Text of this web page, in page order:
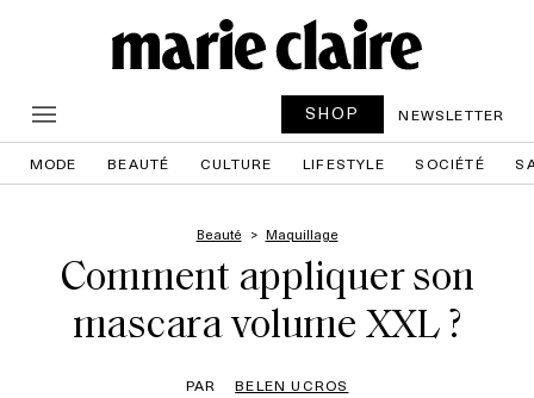
SHOP NEWSLETTER
MODE BEAUTÉ CULTURE LIFESTYLE SOCIÉTÉ
Beauté Maquillage
Comment appliquer son
mascara volume XXL ?
PAR
BELEN UCROS